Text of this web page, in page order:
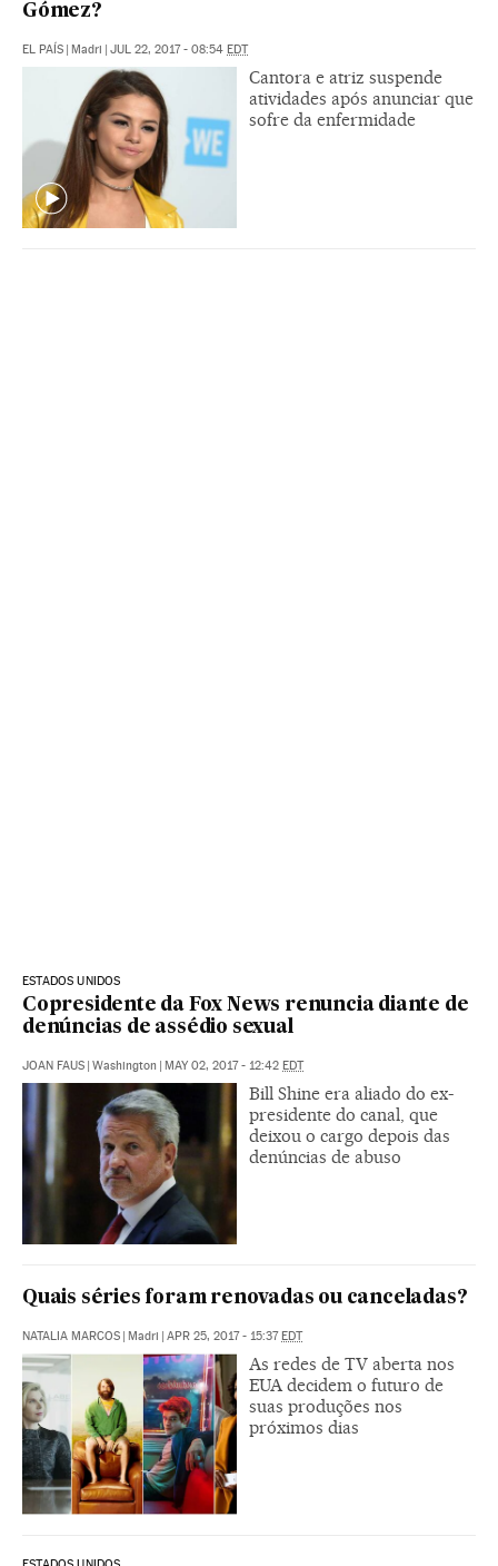
Gómez?
EL PAÍS | Madri | JUL 22, 2017 - 08:54 EDT
Cantora e atriz suspende
atividades após anunciar que
sofre da enfermidade
ESTADOS UNIDOS
Copresidente da Fox News renuncia diante de
denúncias de assédio sexual
JOAN FAUS | Washington | MAY 02, 2017 - 12:42 EDT
Bill Shine era aliado do ex-
presidente do canal, que
deixou o cargo depois das
denúncias de abuso
Quais séries foram renovadas ou canceladas?
NATALIA MARCOS | Madri | APR 25, 2017 - 15:37EDT
As redes de TV aberta nos
EUA decidem o futuro de
suas produções nos
próximos dias